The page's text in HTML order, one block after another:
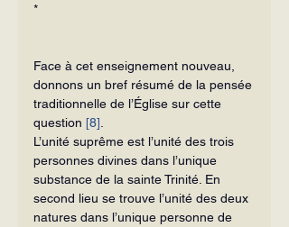
*
Face à cet enseignement nouveau,
donnons un bref résumé de la pensée
traditionnelle de l’Église sur cette
question [8]
L’unité suprême est l’unité des trois
personnes divines dans l’unique
substance de la sainte Trinité. En
second lieu se trouve l’unité des deux
natures dans l’unique personne de